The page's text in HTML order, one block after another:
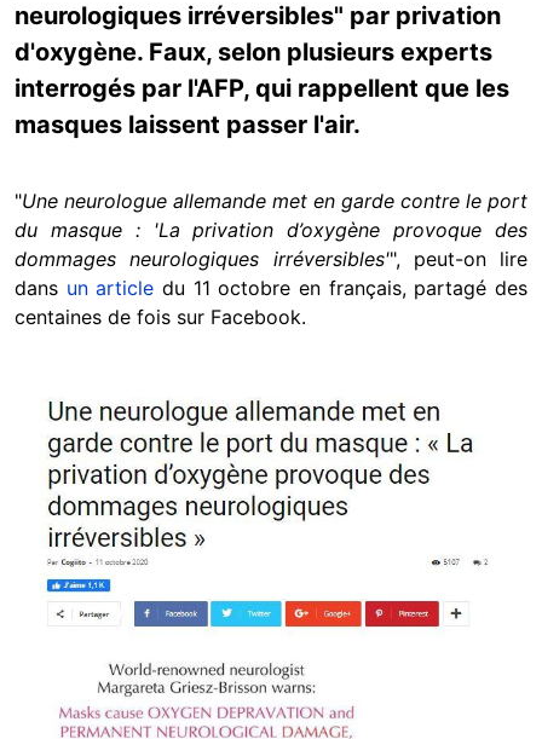
neurologiques irréversibles" par privation
d'oxygène. Faux, selon plusieurs experts
interrogés par l'AFP, qui rappellent que les
masques laissent passer l'air.
"Une neurologue allemande met en garde contre le port
du masque : 'La privation d’oxygène provoque des
dommages neurologiques irréversibles'", peut-on lire
dans un article du 11 octobre en français, partagé des
centaines de fois sur Facebook.
Image